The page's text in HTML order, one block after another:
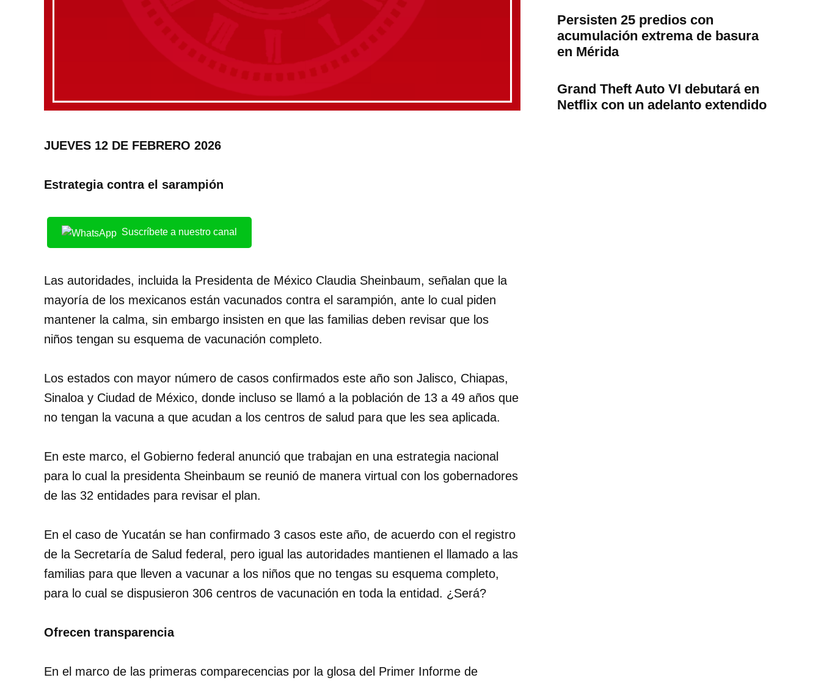
JUEVES 12 DE FEBRERO 2026
Estrategia contra el sarampión
Suscríbete a nuestro canal
Las autoridades, incluida la Presidenta de México Claudia Sheinbaum, señalan que la
mayoría de los mexicanos están vacunados contra el sarampión, ante lo cual piden
mantener la calma, sin embargo insisten en que las familias deben revisar que los
niños tengan su esquema de vacunación completo.
Los estados con mayor número de casos confirmados este año son Jalisco, Chiapas,
Sinaloa y Ciudad de México, donde incluso se llamó a la población de 13 a 49 años que
no tengan la vacuna a que acudan a los centros de salud para que les sea aplicada.
En este marco, el Gobierno federal anunció que trabajan en una estrategia nacional
para lo cual la presidenta Sheinbaum se reunió de manera virtual con los gobernadores
de las 32 entidades para revisar el plan.
En el caso de Yucatán se han confirmado 3 casos este año, de acuerdo con el registro
de la Secretaría de Salud federal, pero igual las autoridades mantienen el llamado a las
familias para que lleven a vacunar a los niños que no tengas su esquema completo,
para lo cual se dispusieron 306 centros de vacunación en toda la entidad. ¿Será?
Ofrecen transparencia
En el marco de las primeras comparecencias por la glosa del Primer Informe de
Persisten 25 predios con
acumulación extrema de basura
en Mérida
Grand Theft Auto VI debutará en
Netflix con un adelanto extendido